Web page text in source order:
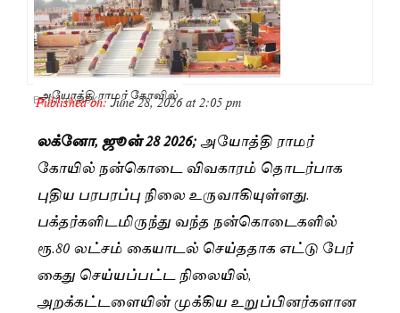
அயோத்தி ராமர் கோவில்
BySaranya JK
Published on:June 28, 2026 at 2:05 pm
லக்னோ, ஜூன் 28 2026;அயோத்தி ராமர்
கோயில் நன்கொடை விவகாரம் தொடர்பாக
புதிய பரபரப்பு நிலை உருவாகியுள்ளது.
பக்தர்களிடமிருந்து வந்த நன்கொடைகளில்
ரூ.80 லட்சம் கையாடல் செய்ததாக எட்டு பேர்
கைது செய்யப்பட்ட நிலையில்,
அறக்கட்டளையின் முக்கிய உறுப்பினர்களான